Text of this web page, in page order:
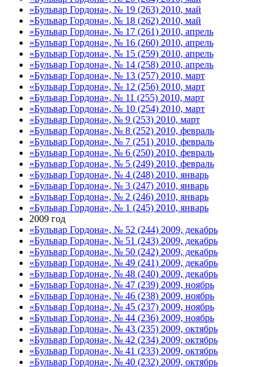
«Бульвар Гордона», № 19 (263) 2010, май
«Бульвар Гордона», № 18 (262) 2010, май
«Бульвар Гордона», № 17 (261) 2010, апрель
«Бульвар Гордона», № 16 (260) 2010, апрель
«Бульвар Гордона», № 15 (259) 2010, апрель
«Бульвар Гордона», № 14 (258) 2010, апрель
«Бульвар Гордона», № 13 (257) 2010, март
«Бульвар Гордона», № 12 (256) 2010, март
«Бульвар Гордона», № 11 (255) 2010, март
«Бульвар Гордона», № 10 (254) 2010, март
«Бульвар Гордона», № 9 (253) 2010, март
«Бульвар Гордона», № 8 (252) 2010, февраль
«Бульвар Гордона», № 7 (251) 2010, февраль
«Бульвар Гордона», № 6 (250) 2010, февраль
«Бульвар Гордона», № 5 (249) 2010, февраль
«Бульвар Гордона», № 4 (248) 2010, январь
«Бульвар Гордона», № 3 (247) 2010, январь
«Бульвар Гордона», № 2 (246) 2010, январь
«Бульвар Гордона», № 1 (245) 2010, январь
2009 год
«Бульвар Гордона», № 52 (244) 2009, декабрь
«Бульвар Гордона», № 51 (243) 2009, декабрь
«Бульвар Гордона», № 50 (242) 2009, декабрь
«Бульвар Гордона», № 49 (241) 2009, декабрь
«Бульвар Гордона», № 48 (240) 2009, декабрь
«Бульвар Гордона», № 47 (239) 2009, ноябрь
«Бульвар Гордона», № 46 (238) 2009, ноябрь
«Бульвар Гордона», № 45 (237) 2009, ноябрь
«Бульвар Гордона», № 44 (236) 2009, ноябрь
«Бульвар Гордона», № 43 (235) 2009, октябрь
«Бульвар Гордона», № 42 (234) 2009, октябрь
«Бульвар Гордона», № 41 (233) 2009, октябрь
«Бульвар Гордона», № 40 (232) 2009, октябрь